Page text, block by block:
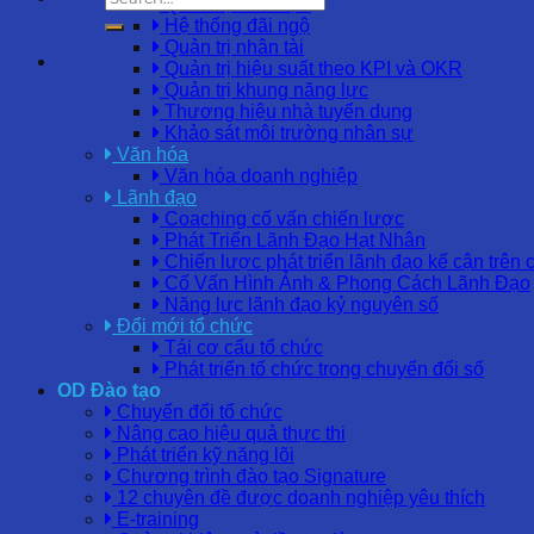
Quản trị nhân lực
Hệ thống đãi ngộ
Quản trị nhân tài
Quản trị hiệu suất theo KPI và OKR
Quản trị khung năng lực
Thương hiệu nhà tuyển dụng
Khảo sát môi trường nhân sự
Văn hóa
Văn hóa doanh nghiệp
Lãnh đạo
Coaching cố vấn chiến lược
Phát Triển Lãnh Đạo Hạt Nhân
Chiến lược phát triển lãnh đạo kế cận trên
Cố Vấn Hình Ảnh & Phong Cách Lãnh Đạo
Năng lực lãnh đạo kỷ nguyên số
Đổi mới tổ chức
Tái cơ cấu tổ chức
Phát triển tổ chức trong chuyển đổi số
OD Đào tạo
Chuyển đổi tổ chức
Nâng cao hiệu quả thực thi
Phát triển kỹ năng lõi
Chương trình đào tạo Signature
12 chuyên đề được doanh nghiệp yêu thích
E-training